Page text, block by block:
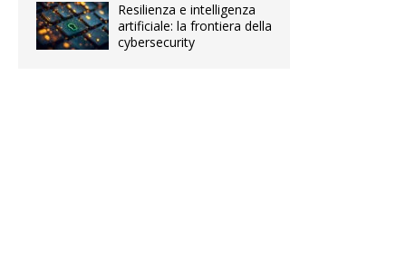
Resilienza e intelligenza
artificiale: la frontiera della
cybersecurity